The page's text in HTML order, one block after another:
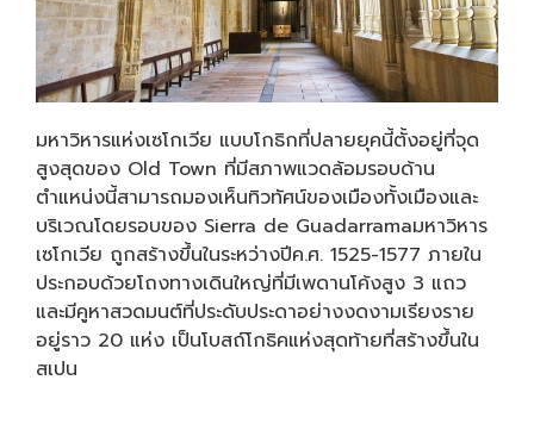
มหาวิหารแห่งเซโกเวีย แบบโกธิกที่ปลายยุคนี้ตั้งอยู่ที่จุด
สูงสุดของ Old Town ที่มีสภาพแวดล้อมรอบด้าน
ตำแหน่งนี้สามารถมองเห็นทิวทัศน์ของเมืองทั้งเมืองและ
บริเวณโดยรอบของ Sierra de Guadarramaมหาวิหาร
เซโกเวีย ถูกสร้างขึ้นในระหว่างปีค.ศ. 1525-1577 ภายใน
ประกอบด้วยโถงทางเดินใหญ่ที่มีเพดานโค้งสูง 3 แถว
และมีคูหาสวดมนต์ที่ประดับประดาอย่างงดงามเรียงราย
อยู่ราว 20 แห่ง เป็นโบสถ์โกธิคแห่งสุดท้ายที่สร้างขึ้นใน
สเปน